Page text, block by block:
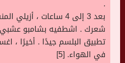
.
بعد 3 إلى 4 ساعات ،
شعرك . اشطفيه بشامبو عشبي
تطبيق البلسم جيدًا . أخيرًا ،
في الهواء. [5]